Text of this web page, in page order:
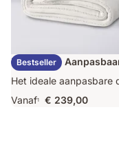
Bestseller
Emma Duo
Het ideale aanpasbare
Vanaf1 € 239,00